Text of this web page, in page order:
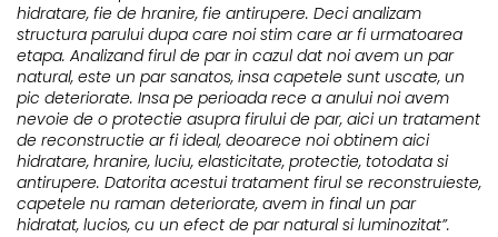
hidratare, fie de hranire, fie antirupere. Deci analizam
structura parului dupa care noi stim care ar fi urmatoarea
etapa. Analizand firul de par in cazul dat noi avem un par
natural, este un par sanatos, insa capetele sunt uscate, un
pic deteriorate. Insa pe perioada rece a anului noi avem
nevoie de o protectie asupra firului de par, aici un tratament
de reconstructie ar fi ideal, deoarece noi obtinem aici
hidratare, hranire, luciu, elasticitate, protectie, totodata si
antirupere. Datorita acestui tratament firul se reconstruieste,
capetele nu raman deteriorate, avem in final un par
hidratat, lucios, cu un efect de par natural si luminozitat”.